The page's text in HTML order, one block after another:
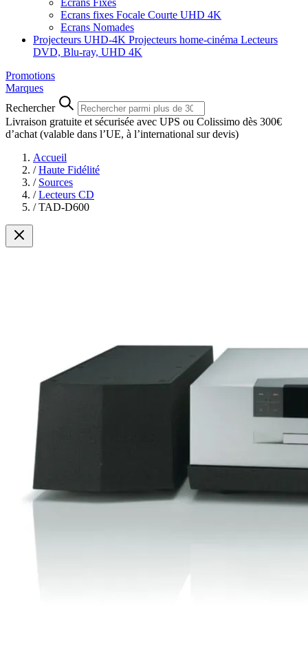
Ecrans Fixes
Ecrans fixes Focale Courte UHD 4K
Ecrans Nomades
Projecteurs UHD-4K Projecteurs home-cinéma Lecteurs
DVD, Blu-ray, UHD 4K
Promotions
Marques
Rechercher
Livraison gratuite et sécurisée avec UPS ou Colissimo dès 300€
d’achat (valable dans l’UE, à l’international sur devis)
Accueil
/ Haute Fidélité
/ Sources
/ Lecteurs CD
/ TAD-D600